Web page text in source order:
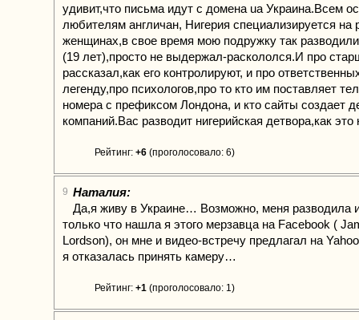
удивит,что письма идут с домена ua Украина.Всем
любителям англичан, Нигерия специализируется на
женщинах,в свое время мою подружку так
(19 лет),просто не выдержал-раскололся.И про
рассказал,как его контролируют, и про
легенду,про психологов,про то кто им поставляет
номера с префиксом Лондона, и кто сайты создает
компаний.Вас разводит нигерийская детвора,как это
Рейтинг: +6 (проголосовало: 6)
9 Наталия:
Да,я живу в Украине… Возможно, меня разводила
только что нашла я этого мерзавца на Facebook (
Lordson), он мне и видео-встречу предлагал на
я отказалась принять камеру…
Рейтинг: +1 (проголосовало: 1)